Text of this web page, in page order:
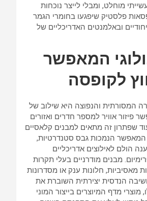
מוחלט, ומבלי לייצר נוכחות
פלסטיק שיפגעו בחומרי הגמר
ובאלמנטים האדריכליים של
המאפשר
לקופסה
המסורתית והנפוצה היא שילוב של
פיזור אוויר למספר חדרים ואזורים
שפתרון זה מתאים למבנים קלאסיים
הנמכות גבס סטנדרטיות,
הולם לאילוצים אדריכליים
מבנים מודרניים בעלי תקרות
מאסיביות, חלונות ענק או מסדרונות
הנדסית יצירתית השוברת את
מדף המיוצרים בייצור המוני